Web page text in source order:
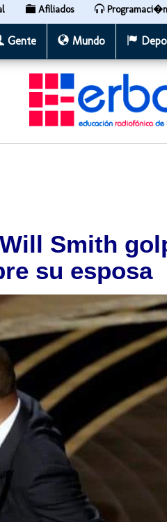
Afiliados Programaci�n
Gente Mundo
Smith
su esposa